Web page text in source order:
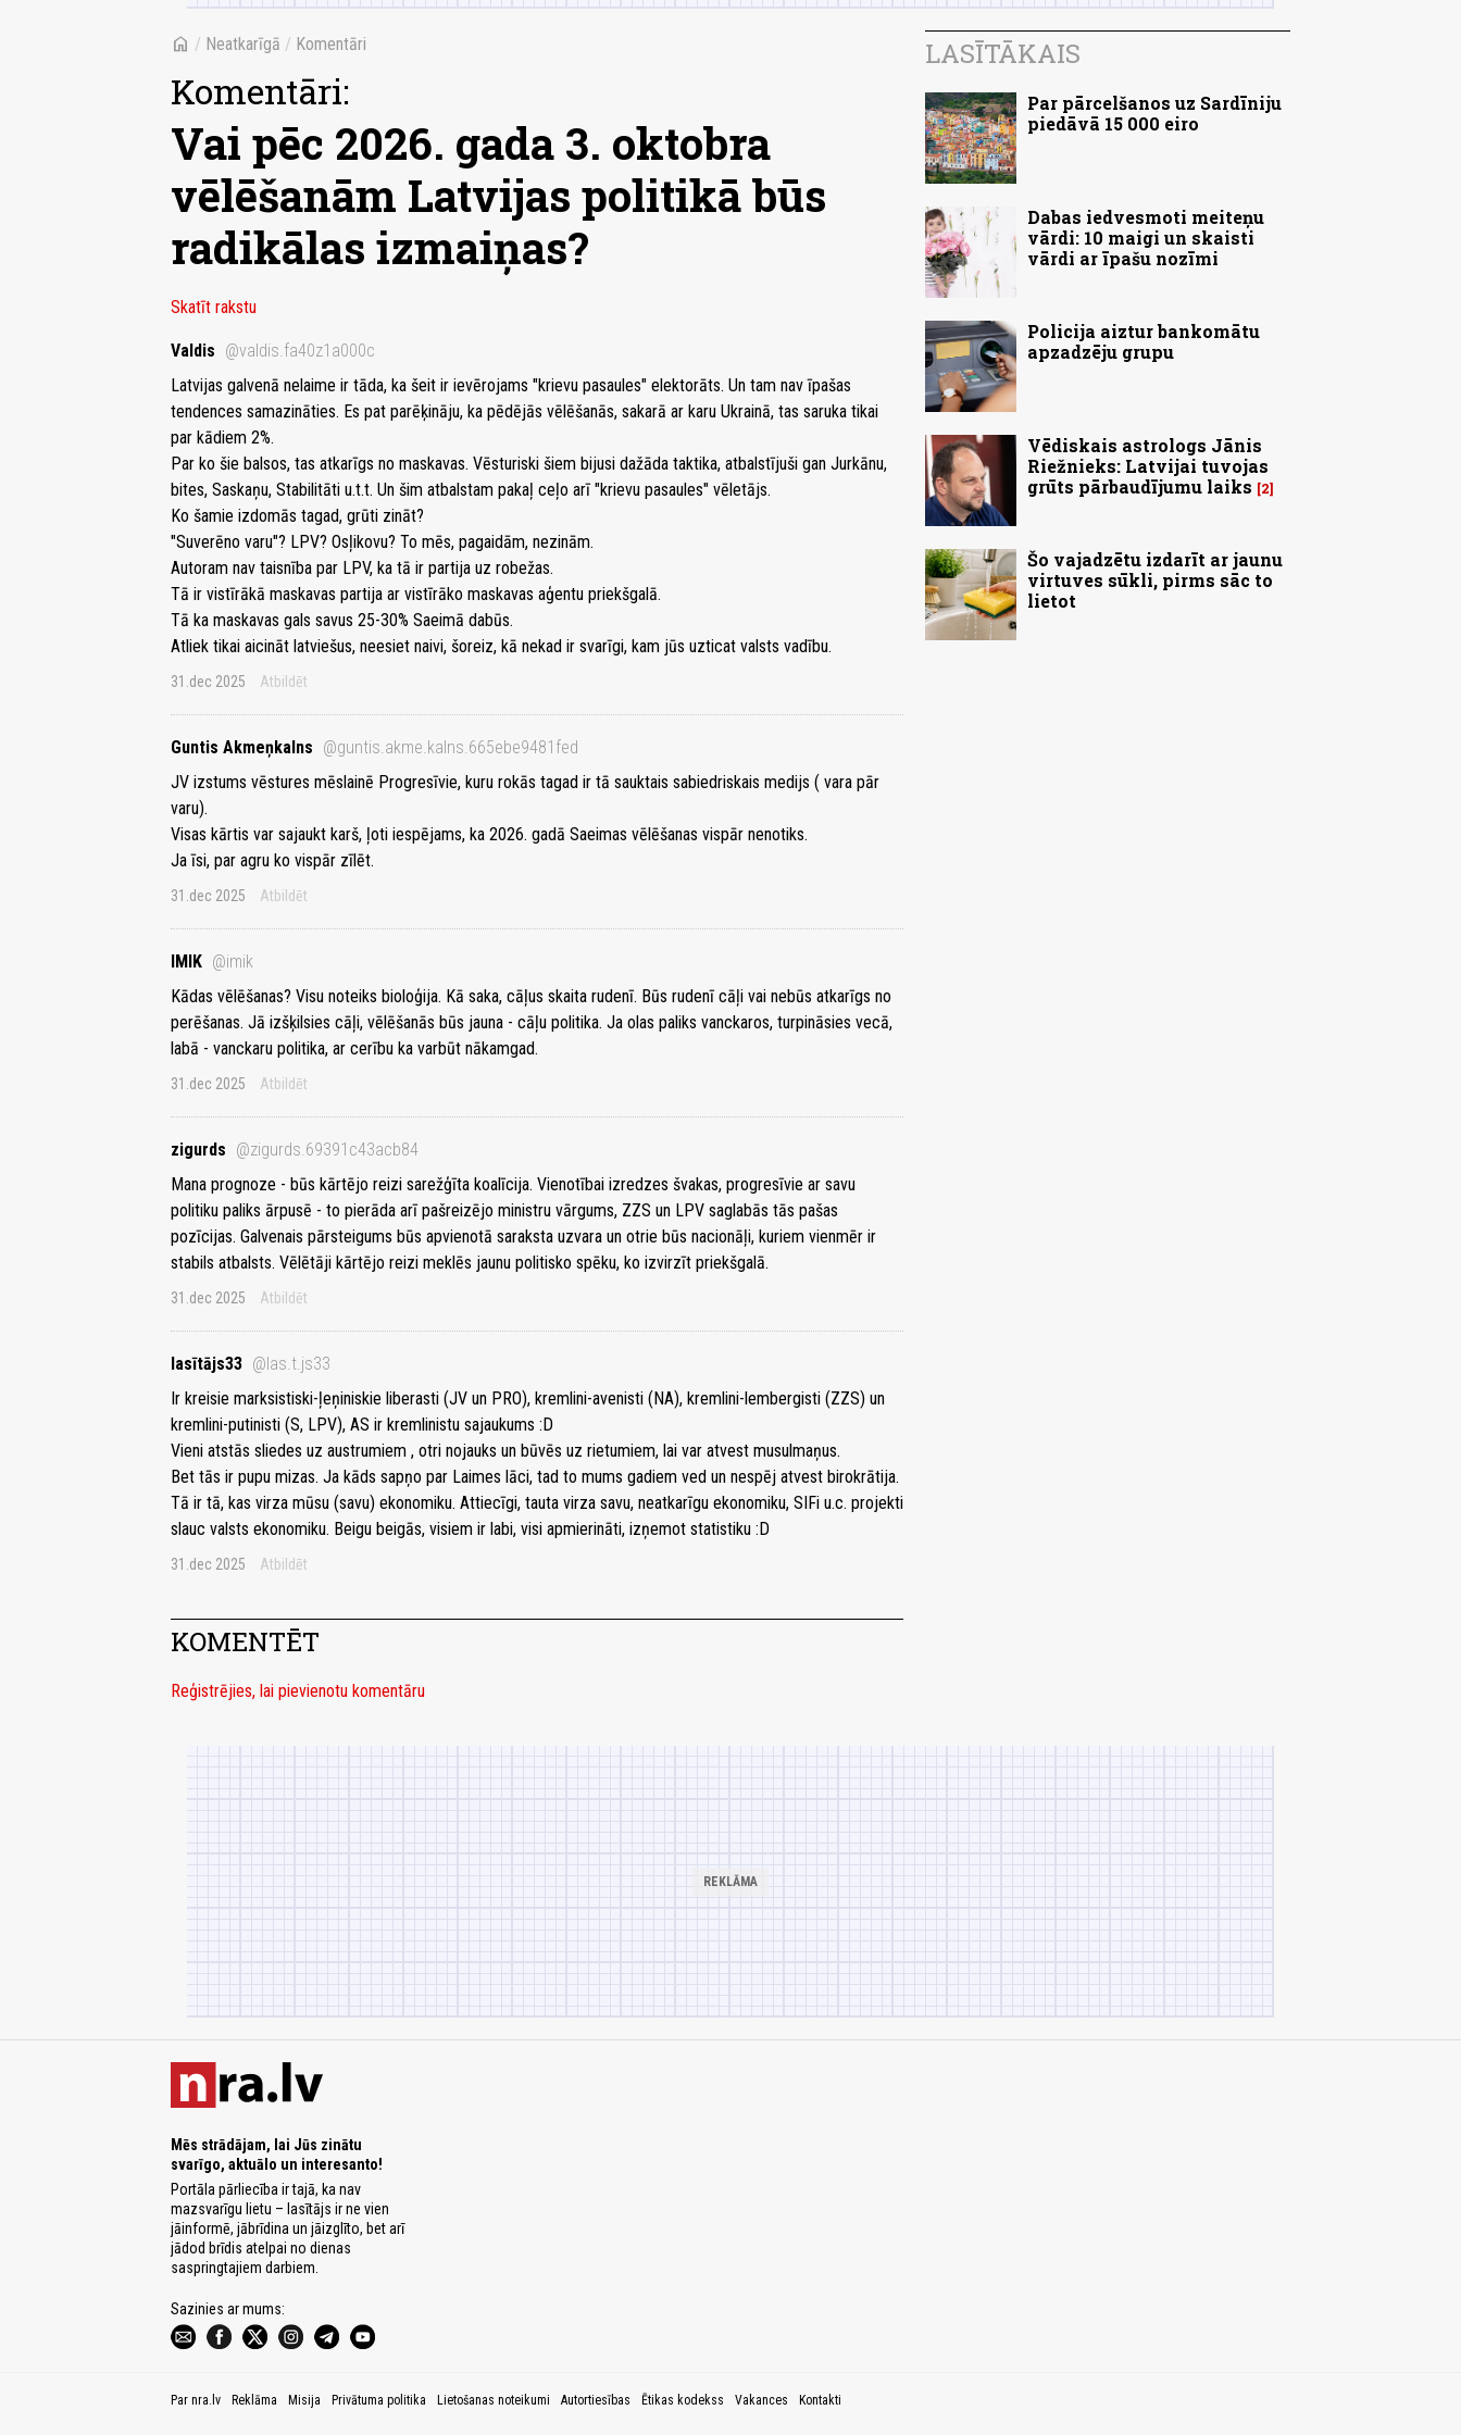
home / Neatkarīgā / Komentāri
Komentāri:
Vai pēc 2026. gada 3. oktobra
vēlēšanām Latvijas politikā būs
radikālas izmaiņas?
Skatīt rakstu
Valdis @valdis.fa40z1a000c
Latvijas galvenā nelaime ir tāda, ka šeit ir ievērojams "krievu pasaules" elektorāts. Un tam nav īpašas
tendences samazināties. Es pat parēķināju, ka pēdējās vēlēšanās, sakarā ar karu Ukrainā, tas saruka tikai
par kādiem 2%.
Par ko šie balsos, tas atkarīgs no maskavas. Vēsturiski šiem bijusi dažāda taktika, atbalstījuši gan Jurkānu,
bites, Saskaņu, Stabilitāti u.t.t. Un šim atbalstam pakaļ ceļo arī "krievu pasaules" vēletājs.
Ko šamie izdomās tagad, grūti zināt?
"Suverēno varu"? LPV? Osļikovu? To mēs, pagaidām, nezinām.
Autoram nav taisnība par LPV, ka tā ir partija uz robežas.
Tā ir vistīrākā maskavas partija ar vistīrāko maskavas aģentu priekšgalā.
Tā ka maskavas gals savus 25-30% Saeimā dabūs.
Atliek tikai aicināt latviešus, neesiet naivi, šoreiz, kā nekad ir svarīgi, kam jūs uzticat valsts vadību.
31.dec 2025 Atbildēt
Guntis Akmeņkalns @guntis.akme.kalns.665ebe9481fed
JV izstums vēstures mēslainē Progresīvie, kuru rokās tagad ir tā sauktais sabiedriskais medijs ( vara pār
varu).
Visas kārtis var sajaukt karš, ļoti iespējams, ka 2026. gadā Saeimas vēlēšanas vispār nenotiks.
Ja īsi, par agru ko vispār zīlēt.
31.dec 2025 Atbildēt
IMIK @imik
Kādas vēlēšanas? Visu noteiks bioloģija. Kā saka, cāļus skaita rudenī. Būs rudenī cāļi vai nebūs atkarīgs no
perēšanas. Jā izšķilsies cāļi, vēlēšanās būs jauna - cāļu politika. Ja olas paliks vanckaros, turpināsies vecā,
labā - vanckaru politika, ar cerību ka varbūt nākamgad.
31.dec 2025 Atbildēt
zigurds @zigurds.69391c43acb84
Mana prognoze - būs kārtējo reizi sarežģīta koalīcija. Vienotībai izredzes švakas, progresīvie ar savu
politiku paliks ārpusē - to pierāda arī pašreizējo ministru vārgums, ZZS un LPV saglabās tās pašas
pozīcijas. Galvenais pārsteigums būs apvienotā saraksta uzvara un otrie būs nacionāļi, kuriem vienmēr ir
stabils atbalsts. Vēlētāji kārtējo reizi meklēs jaunu politisko spēku, ko izvirzīt priekšgalā.
31.dec 2025 Atbildēt
lasītājs33 @las.t.js33
Ir kreisie marksistiski-ļeņiniskie liberasti (JV un PRO), kremlini-avenisti (NA), kremlini-lembergisti (ZZS) un
kremlini-putinisti (S, LPV), AS ir kremlinistu sajaukums :D
Vieni atstās sliedes uz austrumiem , otri nojauks un būvēs uz rietumiem, lai var atvest musulmaņus.
Bet tās ir pupu mizas. Ja kāds sapņo par Laimes lāci, tad to mums gadiem ved un nespēj atvest birokrātija.
Tā ir tā, kas virza mūsu (savu) ekonomiku. Attiecīgi, tauta virza savu, neatkarīgu ekonomiku, SIFi u.c. projekti
slauc valsts ekonomiku. Beigu beigās, visiem ir labi, visi apmierināti, izņemot statistiku :D
31.dec 2025 Atbildēt
KOMENTĒT
Reģistrējies, lai pievienotu komentāru
LASĪTĀKAIS
Par pārcelšanos uz Sardīniju
piedāvā 15 000 eiro
Dabas iedvesmoti meiteņu
vārdi: 10 maigi un skaisti
vārdi ar īpašu nozīmi
Policija aiztur bankomātu
apzadzēju grupu
Vēdiskais astrologs Jānis
Riežnieks: Latvijai tuvojas
grūts pārbaudījumu laiks
2
Šo vajadzētu izdarīt ar jaunu
virtuves sūkli, pirms sāc to
lietot
Mēs strādājam, lai Jūs zinātu
svarīgo, aktuālo un interesanto!
Portāla pārliecība ir tajā, ka nav
mazsvarīgu lietu – lasītājs ir ne vien
jāinformē, jābrīdina un jāizglīto, bet arī
jādod brīdis atelpai no dienas
saspringtajiem darbiem.
Sazinies ar mums:
Par nra.lv Reklāma Misija Privātuma politika Lietošanas noteikumi Autortiesības Ētikas kodekss Vakances Kontakti